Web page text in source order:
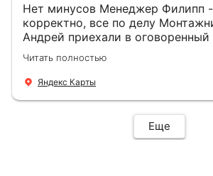
Нет минусов Менеджер Филипп
корректно, все по делу
Андрей приехали в оговоренный
Демонтировали старую дверь и
новую буквально за час Быстро
+ нормальные цены Всем
Читать полностью
Яндекс Карты
Еще